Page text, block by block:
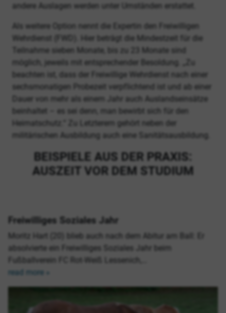
andere Auslagen werden unter Umständen erstattet.
Als weitere Option nennt die Expertin den Freiwilligen
Wehrdienst (FWD). Hier beträgt die Mindestzeit für die
Teilnahme sieben Monate, bis zu 23 Monate sind
möglich, jeweils mit entsprechender Besoldung. „Zu
beachten ist, dass der Freiwillige Wehrdienst nach einer
sechsmonatigen Probezeit verpflichtend ist und ab einer
Dauer von mehr als einem Jahr auch Auslandseinsätze
beinhaltet – es sei denn, man bewirbt sich für den
Heimatschutz.“ Zu Letzterem gehört neben der
militärischen Ausbildung auch eine Sanitätsausbildung.
BEISPIELE AUS DER PRAXIS:
AUSZEIT VOR DEM STUDIUM
Freiwilliges Soziales Jahr
Moritz Hart (20) blieb auch nach dem Abitur am Ball: Er
absolvierte ein Freiwilliges Soziales Jahr beim
Fußballverein FC Rot-Weiß Lessenich,…
read more »